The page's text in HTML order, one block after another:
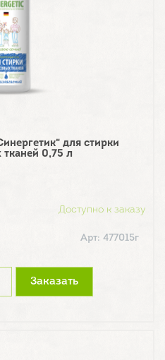
для стирки
0,75 л
Доступно к заказу
Арт: 477015г
Заказать